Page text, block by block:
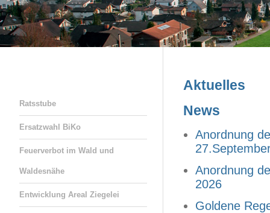
Ratsstube
Ersatzwahl BiKo
Feuerverbot im Wald und
Waldesnähe
Entwicklung Areal Ziegelei
Aktuelles
News
Anordnung
Anordnung
2026
Goldene